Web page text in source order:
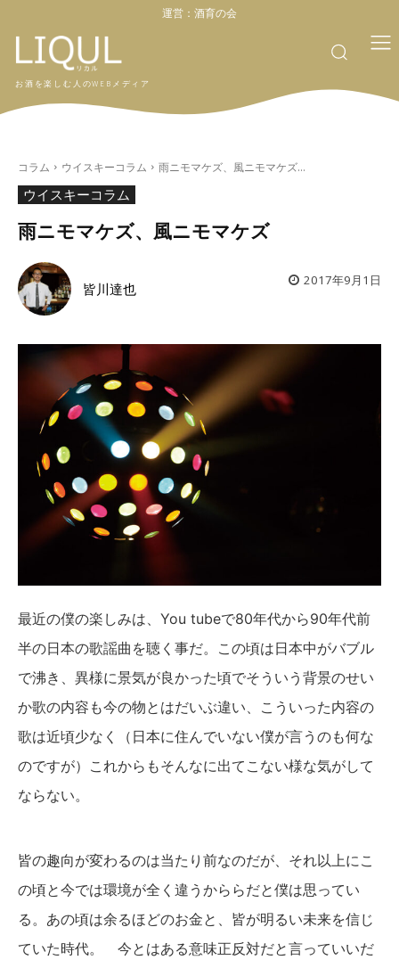
運営： 酒育の会
お酒を楽しむ人のWEBメディア
コラム ウイスキーコラム 雨ニモマケズ、風ニモマケズ...
ウイスキーコラム
雨ニモマケズ、風ニモマケズ
皆川達也 2017年9月1日
最近の僕の楽しみは、You tubeで80年代から90年代前
半の日本の歌謡曲を聴く事だ。この頃は日本中がバブル
で沸き、異様に景気が良かった頃でそういう背景のせい
か歌の内容も今の物とはだいぶ違い、こういった内容の
歌は近頃少なく（日本に住んでいない僕が言うのも何な
のですが）これからもそんなに出てこない様な気がして
ならない。
皆の趣向が変わるのは当たり前なのだが、それ以上にこ
の頃と今では環境が全く違うかららだと僕は思ってい
る。あの頃は余るほどのお金と、皆が明るい未来を信じ
ていた時代。 今とはある意味正反対だと言っていいだ